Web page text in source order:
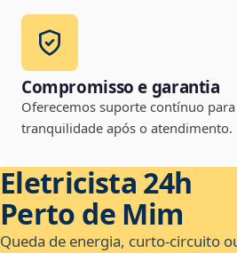
Compromisso e garantia
Oferecemos suporte contínuo
tranquilidade após o atendimento.
Eletricista 24h
Perto de Mim
Queda de energia, curto-circuito